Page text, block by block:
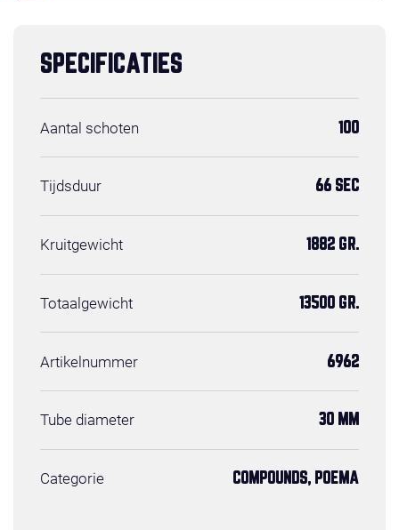
SPECIFICATIES
Aantal schoten 100
Tijdsduur 66 SEC
Kruitgewicht 1882 GR.
Totaalgewicht 13500 GR.
Artikelnummer 6962
Tube diameter 30 MM
Categorie COMPOUNDS, POEMA